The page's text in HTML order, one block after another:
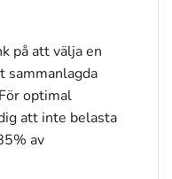
på att välja en
sammanlagda
optimal
att inte belasta
av